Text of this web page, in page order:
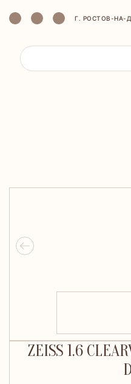
Г. РОСТОВ-НА-
ZEISS 1.6